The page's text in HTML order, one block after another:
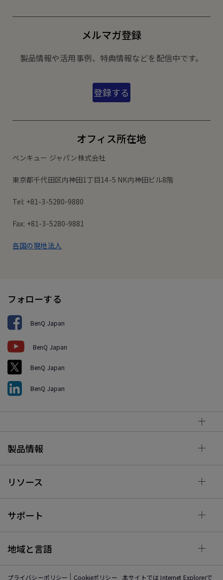
メルマガ登録
製品情報や活用事例、特典情報などを配信中です。
登録する
オフィス所在地
ベンキュー ジャパン株式会社
東京都千代田区内神田1丁目14-5 NK内神田ビル8階
Tel: +81-3-5280-9880
Fax: +81-3-5280-9881
各国の現地法人
フォローする
BenQ Japan
BenQ Japan
BenQ Japan
BenQ Japan
製品情報
リソース
サポート
地域と言語
プライバシーポリシー Cookieポリシー 本サイトでは Internet Explorerで